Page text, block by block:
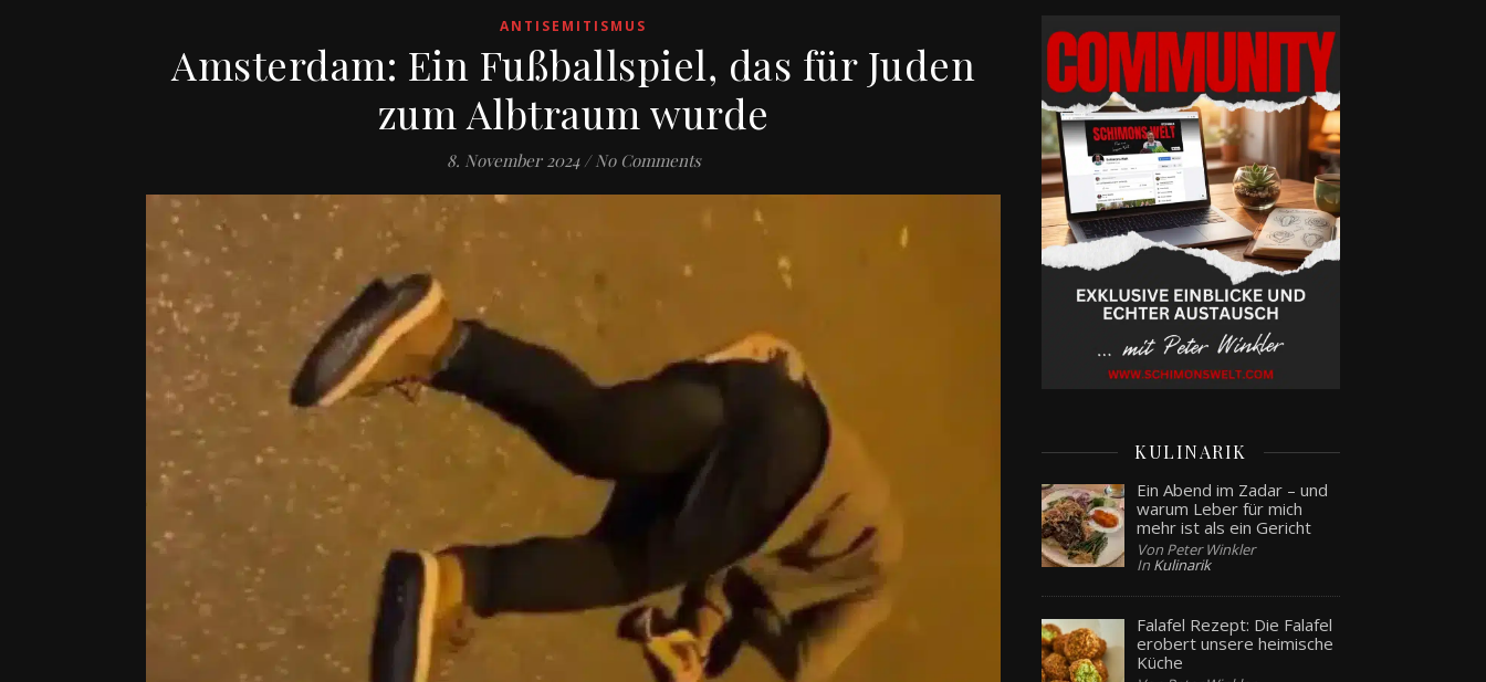
ANTISEMITISMUS
Amsterdam: Ein Fußballspiel, das für Juden
zum Albtraum wurde
8. November 2024 / No Comments
KULINARIK
Ein Abend im Zadar – und
warum Leber für mich
mehr ist als ein Gericht
Von Peter Winkler
In Kulinarik
Falafel Rezept: Die Falafel
erobert unsere heimische
Küche